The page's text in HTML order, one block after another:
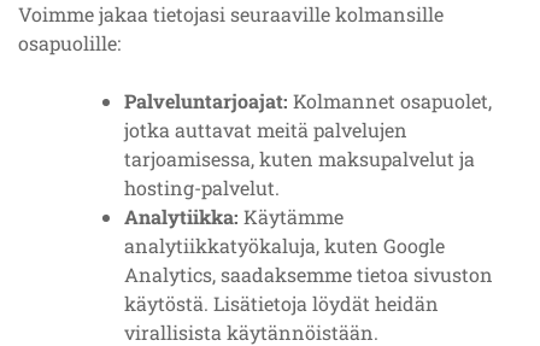
Voimme jakaa tietojasi seuraaville kolmansille
osapuolille:
Palveluntarjoajat: Kolmannet osapuolet,
jotka auttavat meitä palvelujen
tarjoamisessa, kuten maksupalvelut ja
hosting-palvelut.
Analytiikka: Käytämme
analytiikkatyökaluja, kuten Google
Analytics, saadaksemme tietoa sivuston
käytöstä. Lisätietoja löydät heidän
virallisista käytännöistään.